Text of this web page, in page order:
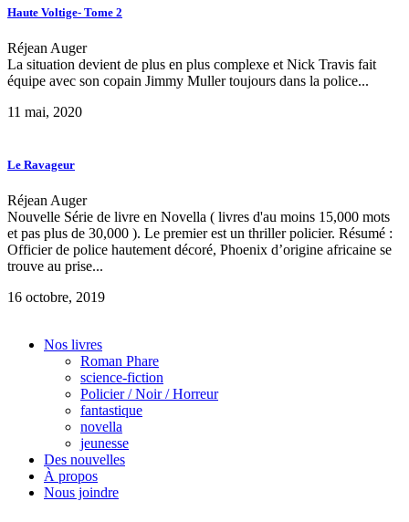
Haute Voltige- Tome 2
Réjean Auger
La situation devient de plus en plus complexe et Nick Travis fait
équipe avec son copain Jimmy Muller toujours dans la police...
11 mai, 2020
Le Ravageur
Réjean Auger
Nouvelle Série de livre en Novella ( livres d'au moins 15,000 mots
et pas plus de 30,000 ). Le premier est un thriller policier. Résumé :
Officier de police hautement décoré, Phoenix d’origine africaine se
trouve au prise...
16 octobre, 2019
Nos livres
Roman Phare
science-fiction
Policier / Noir / Horreur
fantastique
novella
jeunesse
Des nouvelles
À propos
Nous joindre